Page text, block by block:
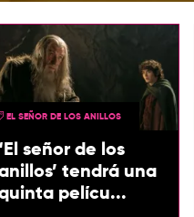
‘El señor de los
tendrá una
pelícu...
EL SEÑOR DE LOS ANILLOS